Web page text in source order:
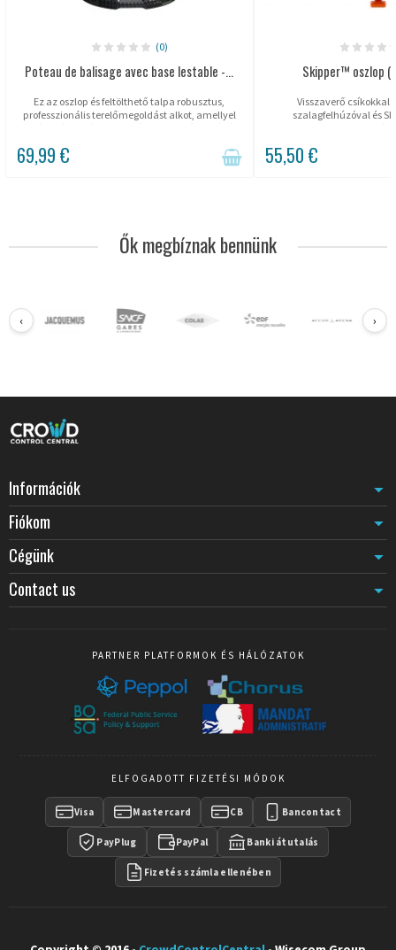
(0)
Poteau de balisage avec base lestable -...
Ez az oszlop és feltölthető talpa robusztus,
professzionális terelőmegoldást alkot, amellyel
beltéren és kültéren egyaránt biztonságos zónák
69,99 €
Skipper™ oszlop
Visszaverő csíkokkal
szalagfelhúzóval és
55,50 €
Ők megbíznak bennünk
‹ ›
Információk
Fiókom
Cégünk
Contact us
PARTNER PLATFORMOK ÉS HÁLÓZATOK
ELFOGADOTT FIZETÉSI MÓDOK
Visa Mastercard CB Bancontact
PayPlug PayPal Banki átutalás
Fizetés számla ellenében